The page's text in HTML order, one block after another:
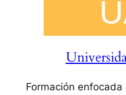
Formación